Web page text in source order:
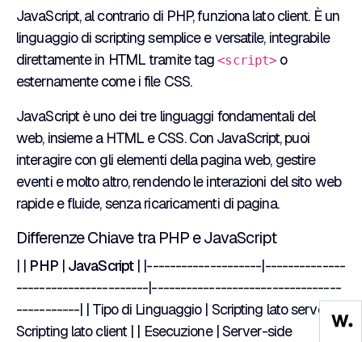
JavaScript, al contrario di PHP, funziona lato client. È un
linguaggio di scripting semplice e versatile, integrabile
direttamente in HTML tramite tag<script> o
esternamente come i file CSS.
JavaScript è uno dei tre linguaggi fondamentali del
web, insieme a HTML e CSS. Con JavaScript, puoi
interagire con gli elementi della pagina web, gestire
eventi e molto altro, rendendo le interazioni del sito web
rapide e fluide, senza ricaricamenti di pagina.
Differenze Chiave tra PHP e JavaScript
| | PHP| JavaScript| |--------------------|--------------
-----------------------|---------------------------------
-----------| | Tipo di Linguaggio | Scripting lato server |
Scripting lato client | | Esecuzione | Server-side